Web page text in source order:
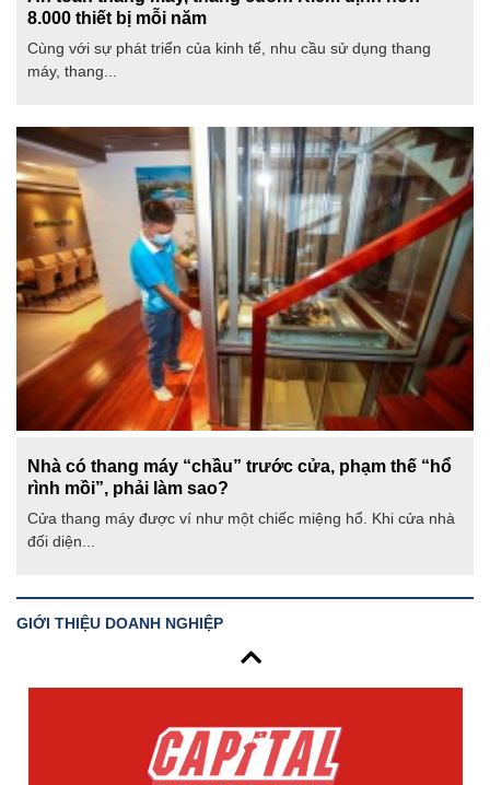
8.000 thiết bị mỗi năm
Cùng với sự phát triển của kinh tế, nhu cầu sử dụng thang
máy, thang...
Nhà có thang máy “chầu” trước cửa, phạm thế “hổ
rình mồi”, phải làm sao?
Cửa thang máy được ví như một chiếc miệng hổ. Khi cửa nhà
đối diện...
GIỚI THIỆU DOANH NGHIỆP